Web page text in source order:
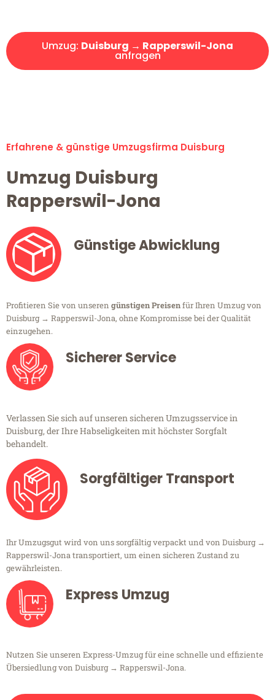
Umzug: Duisburg → Rapperswil-Jona
anfragen
Erfahrene & günstige Umzugsfirma Duisburg
Umzug Duisburg
Rapperswil-Jona
Günstige Abwicklung
Profitieren Sie von unseren günstigen Preisenfür Ihren Umzug von
Duisburg → Rapperswil-Jona, ohne Kompromisse bei der Qualität
einzugehen.
Sicherer Service
Verlassen Sie sich auf unseren sicheren Umzugsservice in
Duisburg, der Ihre Habseligkeiten mit höchster Sorgfalt
behandelt.
Sorgfältiger Transport
Ihr Umzugsgut wird von uns sorgfältig verpackt und von Duisburg →
Rapperswil-Jona transportiert, um einen sicheren Zustand zu
gewährleisten.
Express Umzug
Nutzen Sie unseren Express-Umzug für eine schnelle und effiziente
Übersiedlung von Duisburg → Rapperswil-Jona.